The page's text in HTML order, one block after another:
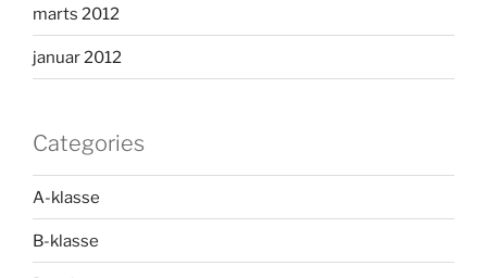
marts 2012
januar 2012
Categories
A-klasse
B-klasse